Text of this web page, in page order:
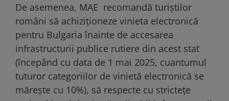
De asemenea, MAE recomandă turiştilor
români să achiziţioneze vinieta electronică
pentru Bulgaria înainte de accesarea
infrastructurii publice rutiere din acest stat
(începând cu data de 1 mai 2025, cuantumul
tuturor categoriilor de vinietă electronică se
măreşte cu 10%), să respecte cu stricteţe